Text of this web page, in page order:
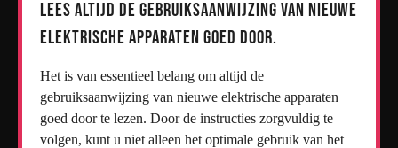
Lees altijd de gebruiksaanwijzing van nieuwe
elektrische apparaten goed door.
Het is van essentieel belang om altijd de
gebruiksaanwijzing van nieuwe elektrische apparaten
goed door te lezen. Door de instructies zorgvuldig te
volgen, kunt u niet alleen het optimale gebruik van het